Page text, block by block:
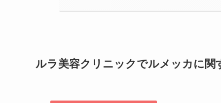
ルラ美容クリニックでルメッカに関